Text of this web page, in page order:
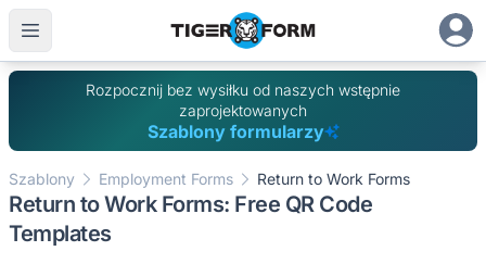
Rozpocznij bez wysiłku od naszych wstępnie
zaprojektowanych
Szablony formularzy
Szablony Employment Forms Return to Work Forms
Return to Work Forms: Free QR Code
Templates